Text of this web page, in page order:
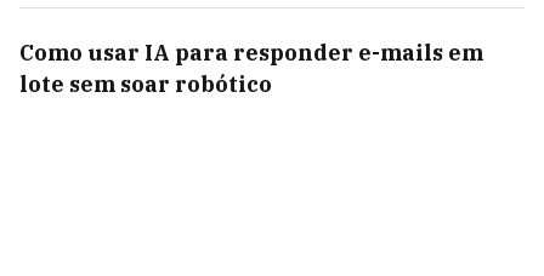
Como usar IA para responder e-mails em
lote sem soar robótico